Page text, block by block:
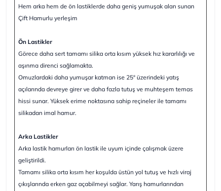
Hem arka hem de ön lastiklerde daha geniş yumuşak alan sunan
Çift Hamurlu yerleşim
Ön Lastikler
Görece daha sert tamamı silika orta kısım yüksek hız kararlılığı ve
aşınma direnci sağlamakta.
Omuzlardaki daha yumuşar katman ise 25° üzerindeki yatış
açılarında devreye girer ve daha fazla tutuş ve muhteşem temas
hissi sunar. Yüksek erime noktasına sahip reçineler ile tamamı
silikadan imal hamur.
Arka Lastikler
Arka lastik hamurları ön lastik ile uyum içinde çalışmak üzere
geliştirildi.
Tamamı silika orta kısım her koşulda üstün yol tutuş ve hızlı viraj
çıkışlarında erken gaz açabilmeyi sağlar. Yarış hamurlarından